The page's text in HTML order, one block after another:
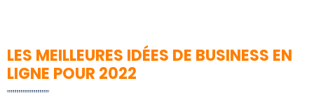
LES MEILLEURES IDÉES DE BUSINESS EN
LIGNE POUR 2022